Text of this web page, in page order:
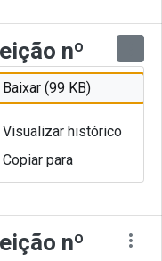
nº
por Artur
nº
Baixar (99 KB)
Visualizar histórico
Copiar para